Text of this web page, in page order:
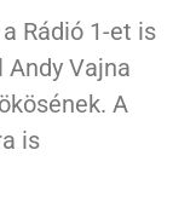
Rádió 1-et is
Vajna
A
is